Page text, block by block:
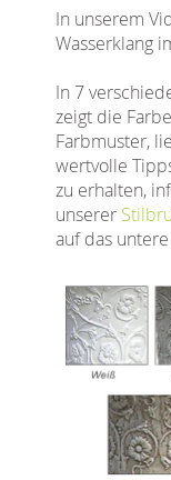
In unserem
Wasserklang
In 7
zeigt die
Farbmuster,
wertvolle
zu erhalten,
unserer
auf das